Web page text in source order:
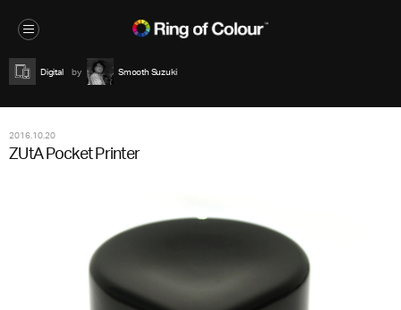
Digital Smooth Suzuki
2016.10.20
ZUtA Pocket Printer